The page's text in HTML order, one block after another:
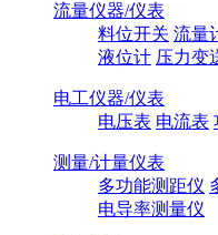
流量仪器/仪表
料位开关 流量
液位计 压力变
电工仪器/仪表
电压表 电流表
测量/计量仪表
多功能测距仪
电导率测量仪